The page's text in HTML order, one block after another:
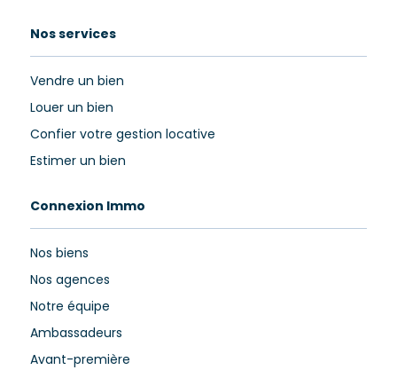
Nos services
Vendre un bien
Louer un bien
Confier votre gestion locative
Estimer un bien
Connexion Immo
Nos biens
Nos agences
Notre équipe
Ambassadeurs
Avant-première